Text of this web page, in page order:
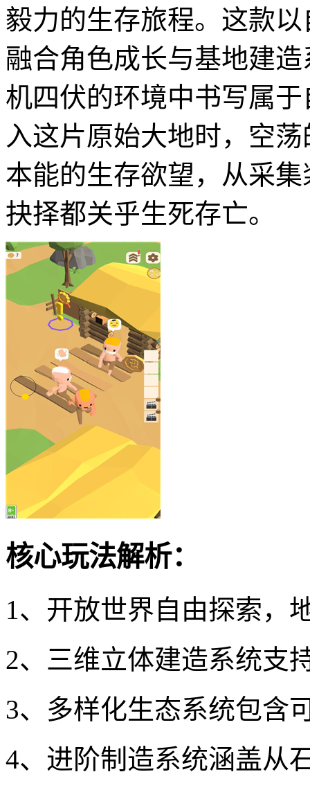
毅力的生存旅程。这款
融合角色成长与基地建
机四伏的环境中书写属
入这片原始大地时，空
本能的生存欲望，从采
抉择都关乎生死存亡。
核心玩法解析：
1、开放世界自由探索，
2、三维立体建造系统支
3、多样化生态系统包含
4、进阶制造系统涵盖从